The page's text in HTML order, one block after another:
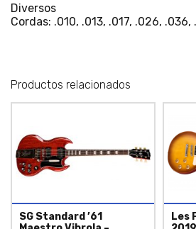
Diversos
Cordas: .010, .013, .017, .026, .036,
Productos relacionados
SG Standard ’61
Les